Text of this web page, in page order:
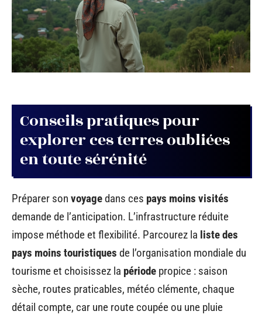
Conseils pratiques pour
explorer ces terres oubliées
en toute sérénité
Préparer son voyagedans ces pays moins visités
demande de l’anticipation. L’infrastructure réduite
impose méthode et flexibilité. Parcourez la liste des
pays moins touristiques de l’organisation mondiale du
tourisme et choisissez la période propice : saison
sèche, routes praticables, météo clémente, chaque
détail compte, car une route coupée ou une pluie